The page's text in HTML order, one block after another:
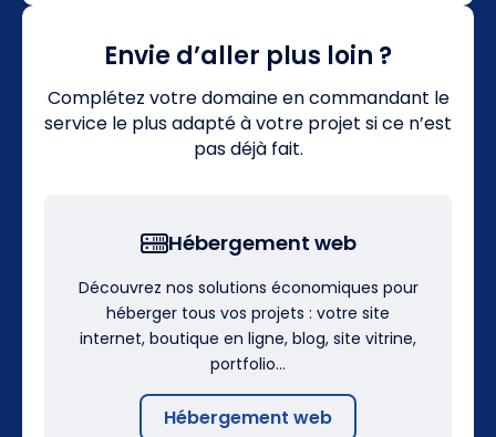
Envie d’aller plus loin ?
Complétez votre domaine en commandant le
service le plus adapté à votre projet si ce n’est
pas déjà fait.
Hébergement web
Découvrez nos solutions économiques pour
héberger tous vos projets : votre site
internet, boutique en ligne, blog, site vitrine,
portfolio…
Hébergement web